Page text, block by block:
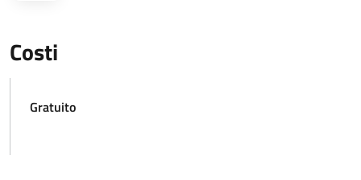
Costi
Gratuito